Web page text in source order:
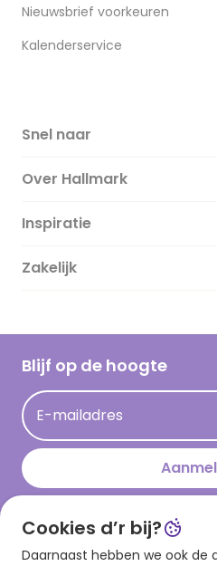
Nieuwsbrief voorkeuren
Kalenderservice
Snel naar
Over Hallmark
Over ons
Duurzaamheid
Hallmark Kaartclub
Acties
Persberichten
Hallmark en Kinderpostzegels
Inspiratie
Magazine
Cadeau inspiratie
Kaartinspiratie
Zakelijk
Blijf op de hoogte
E-mailadres
Download onze app
Cookies d’r bij?
Daarnaast hebben we ook de